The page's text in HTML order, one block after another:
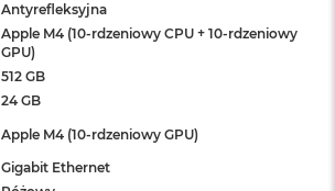
Antyrefleksyjna
Apple M4 (10-rdzeniowy CPU + 10-rdzeniowy
GPU)
512 GB
24 GB
Apple M4 (10-rdzeniowy GPU)
Gigabit Ethernet